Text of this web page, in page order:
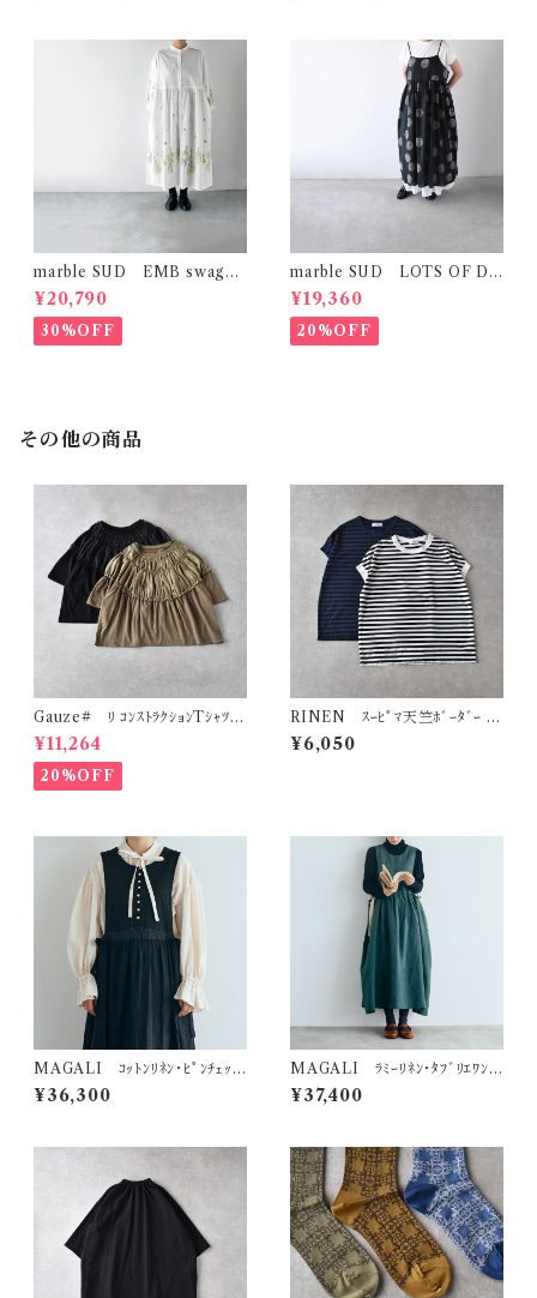
marble SUD EMB swag
(綿) ｼｬﾂﾜﾝﾋﾟｰｽ (ﾎﾜｲﾄ)
¥20,790
30%OFF
marble SUD LOTS OF DO
T ｷﾞｬｻﾞｰｷｬﾐﾜﾝﾋﾟｰｽ (ﾌﾞﾗｯｸ)
¥19,360
20%OFF
その他の商品
Gauze# ﾘ ｺﾝｽﾄﾗｸｼｮﾝTｼｬﾂ
G1193
¥11,264
20%OFF
RINEN ｽｰﾋﾟﾏ天竺ﾎﾞｰﾀﾞｰ ﾌﾚ
ﾝﾁｽﾘｰﾌﾞ R19622
¥6,050
MAGALI ｺｯﾄﾝﾘﾈﾝ･ﾋﾟﾝﾁｪｯ
ｸ･ﾀﾌﾞﾘｴﾜﾝﾋﾟｰｽ (ﾁｬｺｰﾙ) OP2
05CH
¥36,300
MAGALI ﾗﾐｰﾘﾈﾝ･ﾀﾌﾞﾘｴﾜﾝ
ﾋﾟｰｽ (ﾌｫﾚｽﾄｸﾞﾘｰﾝ) OP205G
R
¥37,400